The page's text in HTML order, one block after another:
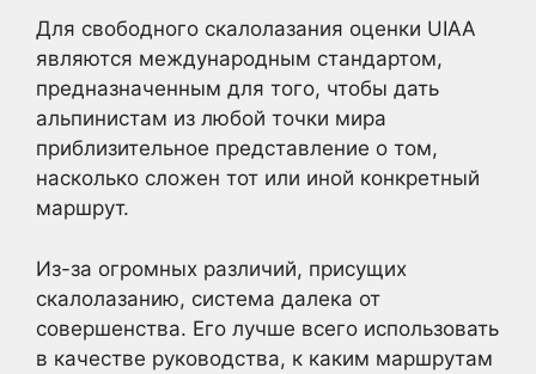
Для свободного скалолазания оценки UIAA
являются международным стандартом,
предназначенным для того, чтобы дать
альпинистам из любой точки мира
приблизительное представление о том,
насколько сложен тот или иной конкретный
маршрут.
Из-за огромных различий, присущих
скалолазанию, система далека от
совершенства. Его лучше всего использовать
в качестве руководства, к каким маршрутам